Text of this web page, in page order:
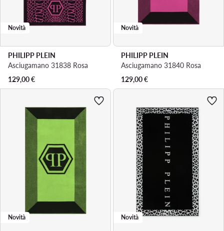
Novità
PHILIPP PLEIN
Asciugamano 31838 Rosa
129,00€
Novità
PHILIPP PLEIN
Asciugamano 31840 Rosa
129,00€
Novità Novità